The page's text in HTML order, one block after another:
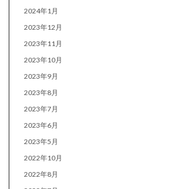
2024年1月
2023年12月
2023年11月
2023年10月
2023年9月
2023年8月
2023年7月
2023年6月
2023年5月
2022年10月
2022年8月